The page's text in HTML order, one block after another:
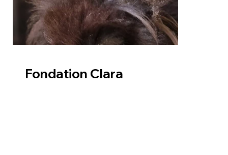
Fondation Clara